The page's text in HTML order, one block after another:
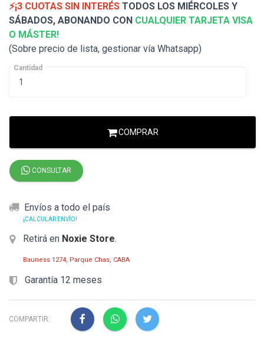
⚡¡3 CUOTAS SIN INTERÉS TODOS LOS MIÉRCOLES Y
SÁBADOS, ABONANDO CON CUALQUIER TARJETA VISA
O MÁSTER!
(Sobre precio de lista, gestionar vía Whatsapp)
Cantidad
COMPRAR
CONSULTAR
Envíos a todo el país
¡CALCULAR ENVÍO!
Retirá en Noxie Store.
Bauness 1274, Parque Chas, CABA
Garantía 12 meses
COMPARTIR: